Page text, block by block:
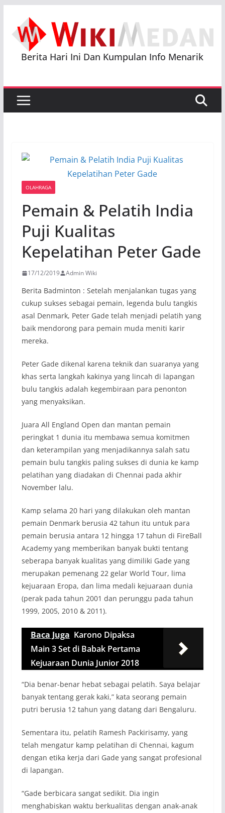
content
Berita Hari Ini Dan Kumpulan Info Menarik
OLAHRAGA
Pemain & Pelatih India
Puji Kualitas
Kepelatihan Peter Gade
17/12/2019 Admin Wiki
Berita Badminton : Setelah menjalankan tugas yang
cukup sukses sebagai pemain, legenda bulu tangkis
asal Denmark, Peter Gade telah menjadi pelatih yang
baik mendorong para pemain muda meniti karir
mereka.
Peter Gade dikenal karena teknik dan suaranya yang
khas serta langkah kakinya yang lincah di lapangan
bulu tangkis adalah kegembiraan para penonton
yang menyaksikan.
Juara All England Open dan mantan pemain
peringkat 1 dunia itu membawa semua komitmen
dan keterampilan yang menjadikannya salah satu
pemain bulu tangkis paling sukses di dunia ke kamp
pelatihan yang diadakan di Chennai pada akhir
November lalu.
Kamp selama 20 hari yang dilakukan oleh mantan
pemain Denmark berusia 42 tahun itu untuk para
pemain berusia antara 12 hingga 17 tahun di FireBall
Academy yang memberikan banyak bukti tentang
seberapa banyak kualitas yang dimiliki Gade yang
merupakan pemenang 22 gelar World Tour, lima
kejuaraan Eropa, dan lima medali kejuaraan dunia
(perak pada tahun 2001 dan perunggu pada tahun
1999, 2005, 2010 & 2011).
Baca Juga Karono Dipaksa
Main 3 Set di Babak Pertama
Kejuaraan Dunia Junior 2018
“Dia benar-benar hebat sebagai pelatih. Saya belajar
banyak tentang gerak kaki,” kata seorang pemain
putri berusia 12 tahun yang datang dari Bengaluru.
Sementara itu, pelatih Ramesh Packirisamy, yang
telah mengatur kamp pelatihan di Chennai, kagum
dengan etika kerja dari Gade yang sangat profesional
di lapangan.
“Gade berbicara sangat sedikit. Dia ingin
menghabiskan waktu berkualitas dengan anak-anak